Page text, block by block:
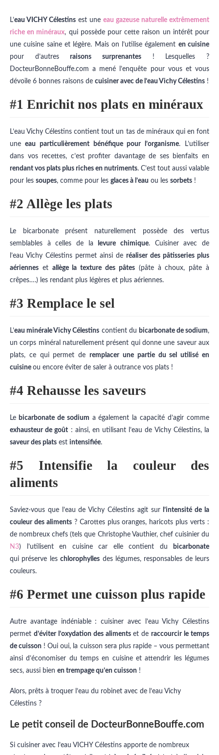
L’eau VICHY Célestins est une eau gazeuse naturelle extrêmement
riche en minéraux, qui possède pour cette raison un intérêt pour
une cuisine saine et légère. Mais on l’utilise également en cuisine
pour d’autresraisons surprenantes ! Lesquelles ?
DocteurBonneBouffe.com a mené l’enquête pour vous et vous
dévoile 6 bonnes raisons de cuisiner avec de l’eau Vichy Célestins !
#1 Enrichit nos plats en minéraux
L’eau Vichy Célestins contient tout un tas de minéraux qui en font
une eau particulièrement bénéfique pour l’organisme. L’utiliser
dans vos recettes, c’est profiter davantage de ses bienfaits en
rendant vos plats plus riches en nutriments. C’est tout aussi valable
pour les soupes, comme pour les glaces à l’eau ou les sorbets !
#2 Allège les plats
Le bicarbonate présent naturellement possède des vertus
semblables à celles de la
levure chimique. Cuisiner avec de
l’eau Vichy Célestins permet ainsi de réaliser des pâtisseries plus
aériennes et allège la texture des pâtes(pâte à choux, pâte à
crêpes….) les rendant plus légères et plus aériennes.
#3 Remplace le sel
L’eau minérale Vichy Célestins contient du bicarbonate de sodium,
un corps minéral naturellement présent qui donne une saveur aux
plats, ce qui permet deremplacer une partie du sel utilisé en
cuisine ou encore éviter de saler à outrance vos plats !
#4 Rehausse les saveurs
Le bicarbonate de sodium a également la capacité d’agir comme
exhausteur de goût : ainsi, en utilisant l’eau de Vichy Célestins, la
saveur des plats est intensifiée.
#5 Intensifie la couleur des
aliments
Saviez-vous que l’eau de Vichy Célestins agit sur l’intensité de la
couleur des aliments? Carottes plus oranges, haricots plus verts :
de nombreux chefs (tels que Christophe Vauthier, chef cuisinier du
N3) l’utilisent en cuisine car elle contient du
bicarbonate
qui préserve leschlorophylles des légumes, responsables de leurs
couleurs.
#6 Permet une cuisson plus rapide
Autre avantage indéniable : cuisiner avec l’eau Vichy Célestins
permet d’éviter l’oxydation des alimentset deraccourcir le temps
de cuisson ! Oui oui, la cuisson sera plus rapide – vous permettant
ainsi d’économiser du temps en cuisine et attendrir les légumes
secs, aussi bien en trempage qu’en cuisson !
Alors, prêts à troquer l’eau du robinet avec de l’eau Vichy
Célestins ?
Le petit conseil de DocteurBonneBouffe.com
Si cuisiner avec l’eau VICHY Célestins apporte de nombreux